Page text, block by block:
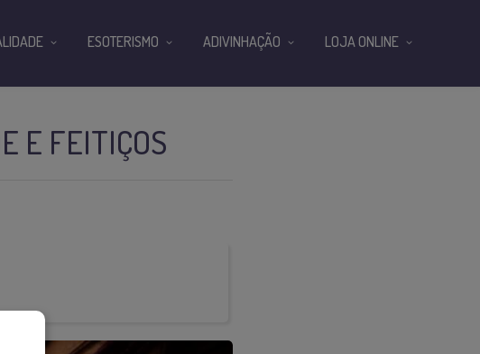
E FEITIÇOS
ESOTERISMO ADIVINHAÇÃO LOJA ONLINE